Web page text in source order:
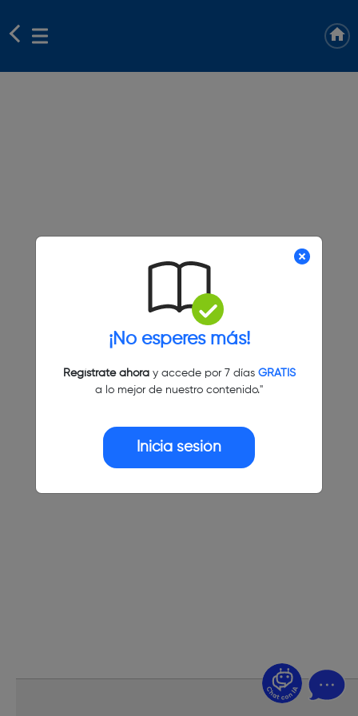
¡No esperes más!
Regístrate ahoray accede por 7 días GRATIS
a lo mejor de nuestro contenido."
Inicia sesión